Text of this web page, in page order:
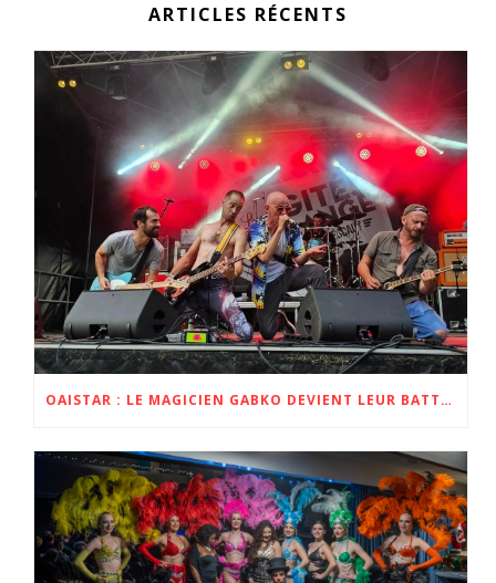
ARTICLES RÉCENTS
OAISTAR : LE MAGICIEN GABKO DEVIENT LEUR BATTEUR POUR L’ALBUM ET LA TOURNÉE ZOBI 2023 ET 2024